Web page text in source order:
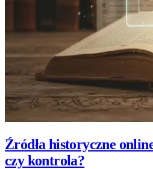
Źródła historyczne
czy kontrola?